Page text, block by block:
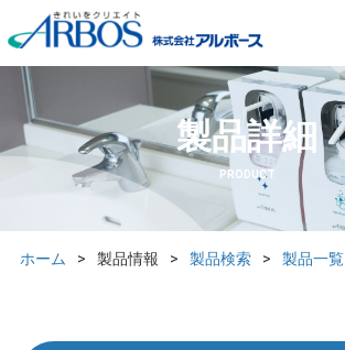
製品詳細
PRODUCT
ホーム > 製品情報 > 製品検索 > 製品一覧